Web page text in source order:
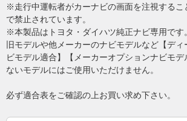
※走行中運転者がカーナビの画面を注視するこ
で禁止されています。
※本製品はトヨタ・ダイハツ純正ナビ専用です。
旧モデルや他メーカーのナビモデルなど【デ
ビモデル適合】【メーカーオプションナビモ
ないモデルにはご使用いただけません。
必ず適合表をご確認の上お買い求め下さい。